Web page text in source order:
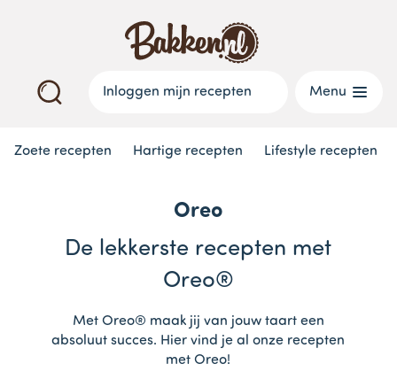
Inloggen mijn recepten Menu
Zoete recepten Hartige recepten Lifestyle recepten
Oreo
De lekkerste recepten met
Oreo®
Met Oreo® maak jij van jouw taart een
absoluut succes. Hier vind je al onze recepten
met Oreo!